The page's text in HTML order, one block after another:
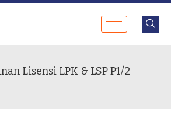
Lisensi LPK & LSP P1/2